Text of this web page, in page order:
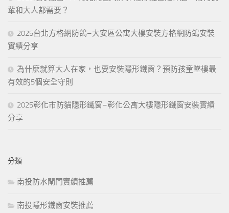
輩和大人都需要？
2025台北方格網防鴿–大安區公寓大樓安裝方格網防鴿安裝
實績分享
為什麼就算大人在家，也要安裝隱形鐵窗？預防孩童墜樓最
有效的5個安全守則
2025彰化市防貓隱形鐵窗–彰化公寓大樓隱形鐵窗安裝實績
分享
分類
南投防水閘門實績推薦
南投隱形鐵窗安裝推薦